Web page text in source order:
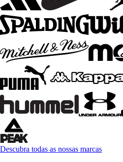
Descubra todas as nossas marcas